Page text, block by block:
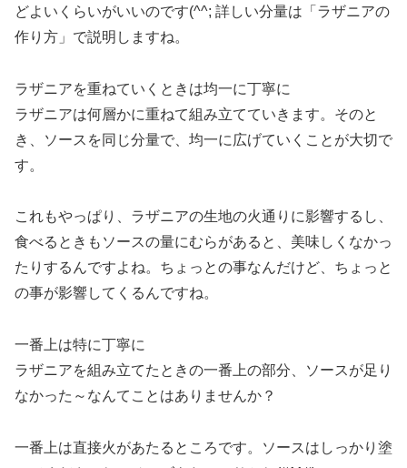
どよいくらいがいいのです(^^; 詳しい分量は「ラザニアの
作り方」で説明しますね。
ラザニアを重ねていくときは均一に丁寧に
ラザニアは何層かに重ねて組み立てていきます。そのと
き、ソースを同じ分量で、均一に広げていくことが大切で
す。
これもやっぱり、ラザニアの生地の火通りに影響するし、
食べるときもソースの量にむらがあると、美味しくなかっ
たりするんですよね。ちょっとの事なんだけど、ちょっと
の事が影響してくるんですね。
一番上は特に丁寧に
ラザニアを組み立てたときの一番上の部分、ソースが足り
なかった～なんてことはありませんか？
一番上は直接火があたるところです。ソースはしっかり塗